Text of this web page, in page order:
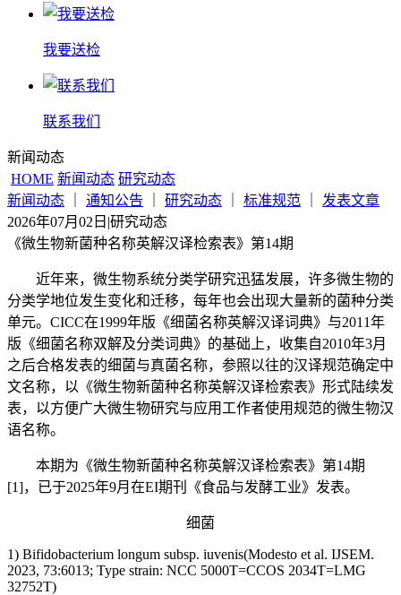
我要送检
联系我们
新闻动态
HOME 新闻动态 研究动态
新闻动态
通知公告 研究动态 标准规范
发表文章
2026年07月02日 |研究动态
《微生物新菌种名称英解汉译检索表》第14期
近年来，微生物系统分类学研究迅猛发展，许多微生物的
分类学地位发生变化和迁移，每年也会出现大量新的菌种分类
单元。CICC在1999年版《细菌名称英解汉译词典》与2011年
版《细菌名称双解及分类词典》的基础上，收集自2010年3月
之后合格发表的细菌与真菌名称，参照以往的汉译规范确定中
文名称，以《微生物新菌种名称英解汉译检索表》形式陆续发
表，以方便广大微生物研究与应用工作者使用规范的微生物汉
语名称。
本期为《微生物新菌种名称英解汉译检索表》第14期
[1]，已于2025年9月在EI期刊《食品与发酵工业》发表。
细菌
1) Bifidobacterium longum subsp. iuvenis(Modesto et al. IJSEM.
2023, 73:6013; Type strain: NCC 5000T=CCOS 2034T=LMG
32752T)